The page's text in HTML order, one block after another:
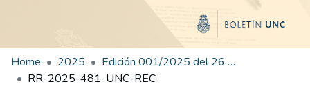
Home 2025
Edición 001/2025 del 26 de mayo de 2025
RR-2025-481-UNC-REC